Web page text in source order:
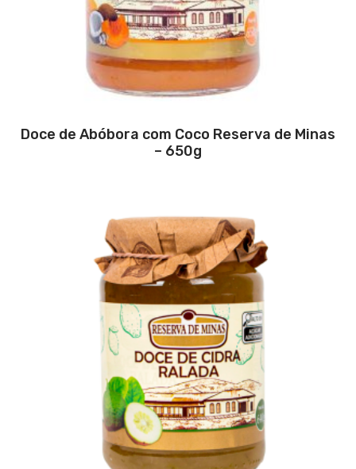
Doce de Abóbora com Coco Reserva de Minas
– 650g